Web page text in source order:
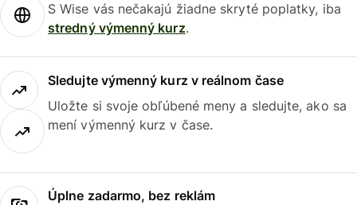
S Wise vás nečakajú žiadne skryté poplatky, iba
stredný výmenný kurz.
Sledujte výmenný kurz v reálnom čase
Uložte si svoje obľúbené meny a sledujte, ako sa
mení výmenný kurz v čase.
Úplne zadarmo, bez reklám